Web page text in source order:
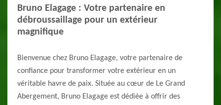
Bruno Elagage : Votre partenaire en
débroussaillage pour un extérieur
magnifique
Bienvenue chez Bruno Elagage, votre partenaire de
confiance pour transformer votre extérieur en un
véritable havre de paix. Située au cœur de Le Grand
Abergement, Bruno Elagage est dédiée à offrir des